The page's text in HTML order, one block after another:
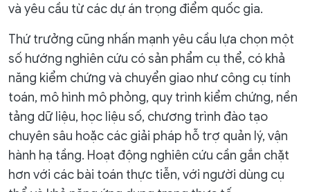
và yêu cầu từ các dự án trọng điểm quốc gia.
Thứ trưởng cũng nhấn mạnh yêu cầu lựa chọn một
số hướng nghiên cứu có sản phẩm cụ thể, có khả
năng kiểm chứng và chuyển giao như công cụ tính
toán, mô hình mô phỏng, quy trình kiểm chứng, nền
tảng dữ liệu, học liệu số, chương trình đào tạo
chuyên sâu hoặc các giải pháp hỗ trợ quản lý, vận
hành hạ tầng. Hoạt động nghiên cứu cần gắn chặt
hơn với các bài toán thực tiễn, với người dùng cụ